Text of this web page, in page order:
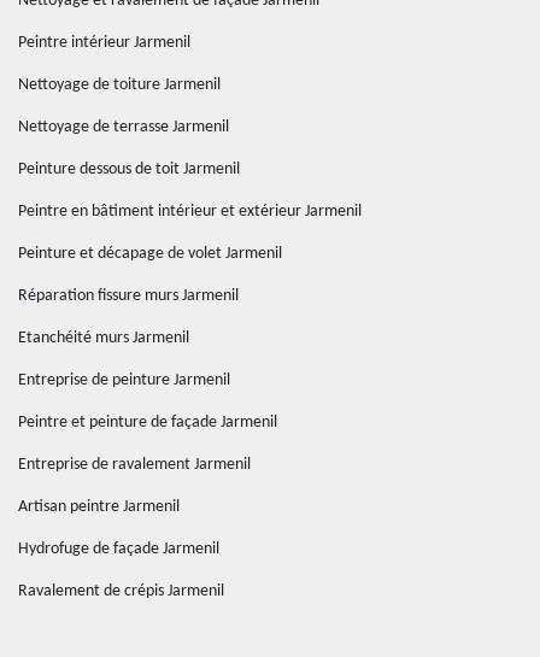
Peintre intérieur Jarmenil
Nettoyage de toiture Jarmenil
Nettoyage de terrasse Jarmenil
Peinture dessous de toit Jarmenil
Peintre en bâtiment intérieur et extérieur Jarmenil
Peinture et décapage de volet Jarmenil
Réparation fissure murs Jarmenil
Etanchéité murs Jarmenil
Entreprise de peinture Jarmenil
Peintre et peinture de façade Jarmenil
Entreprise de ravalement Jarmenil
Artisan peintre Jarmenil
Hydrofuge de façade Jarmenil
Ravalement de crépis Jarmenil